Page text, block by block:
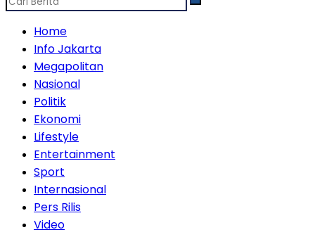
Home
Info Jakarta
Megapolitan
Nasional
Politik
Ekonomi
Lifestyle
Entertainment
Sport
Internasional
Pers Rilis
Video